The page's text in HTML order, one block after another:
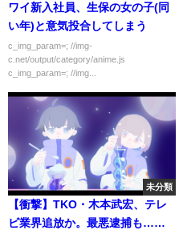
ワイ新入社員、生保の女の子(同
い年)と意気投合してしまう
c_img_param=; //img-
c.net/output/category/anime.js
c_img_param=; //img...
未分類
【衝撃】TKO・木本武宏、テレ
ビ業界追放か。最悪逮捕も…？